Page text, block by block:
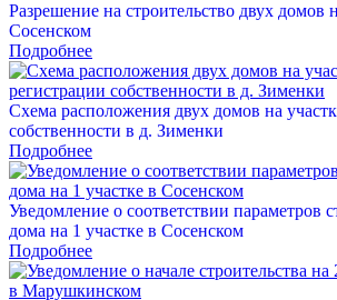
Разрешение на строительство двух домов
Сосенском
Подробнее
Схема расположения двух домов на
собственности в д. Зименки
Подробнее
Уведомление о соответствии параметров
дома на 1 участке в Сосенском
Подробнее